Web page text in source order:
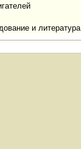
и литература